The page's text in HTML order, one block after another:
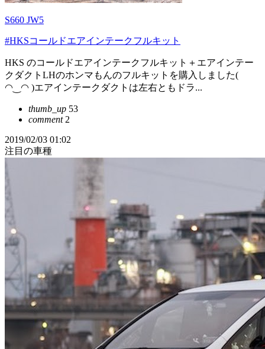
S660 JW5
#HKSコールドエアインテークフルキット
HKS のコールドエアインテークフルキット＋エアインテー
クダクトLHのホンマもんのフルキットを購入しました(
◠‿◠ )エアインテークダクトは左右ともドラ...
thumb_up 53
comment2
2019/02/03 01:02
注目の車種